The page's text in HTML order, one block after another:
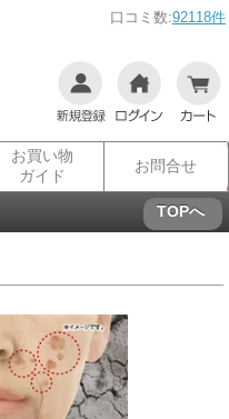
口コミ数:92118件
お買い物
ガイド
お問合せ
TOPへ